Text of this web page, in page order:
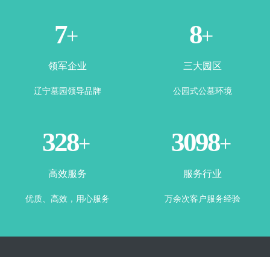
1+
领军企业
辽宁墓园领导品牌
3+
三大园区
公园式公墓环境
365+
高效服务
优质、高效，用心服务
3500+
服务行业
万余次客户服务经验